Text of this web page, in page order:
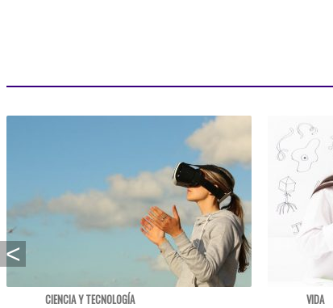
CIENCIA Y TECNOLOGÍA VIDA